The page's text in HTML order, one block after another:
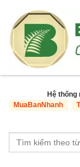
Hệ thống
MuaBanNhanh